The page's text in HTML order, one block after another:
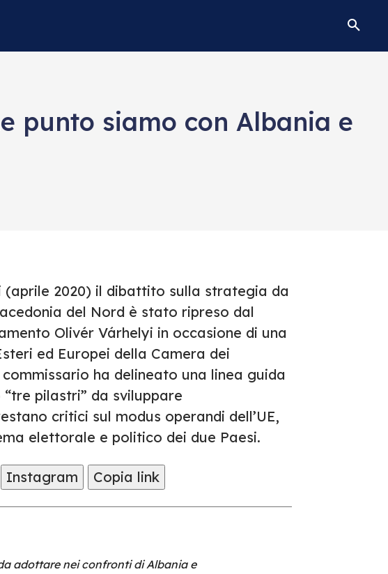
punto siamo con Albania e
(aprile 2020) il dibattito sulla strategia da
del Nord è stato ripreso dal
Olivér Várhelyi in occasione di una
ed Europei della Camera dei
ha delineato una linea guida
pilastri” da sviluppare
critici sul modus operandi dell’UE,
elettorale e politico dei due Paesi.
Instagram Copia link
adottare nei confronti di Albania e